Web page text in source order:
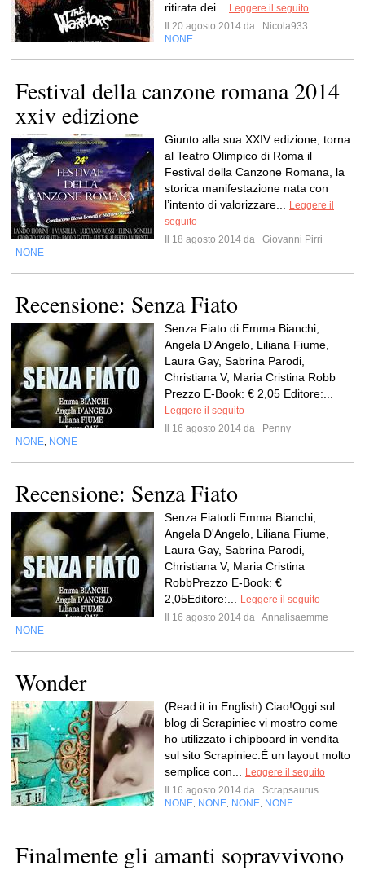
ritirata dei...
Leggere il seguito
Il 20 agosto 2014 da
Nicola933
NONE
Festival della canzone romana 2014
xxiv edizione
Giunto alla sua XXIV edizione, torna
al Teatro Olimpico di Roma il
Festival della Canzone Romana, la
storica manifestazione nata con
l’intento di valorizzare...
Leggere il
seguito
Il 18 agosto 2014 da
Giovanni Pirri
NONE
Recensione: Senza Fiato
Senza Fiato di Emma Bianchi,
Angela D'Angelo, Liliana Fiume,
Laura Gay, Sabrina Parodi,
Christiana V, Maria Cristina Robb
Prezzo E-Book: € 2,05 Editore:...
Leggere il seguito
Il 16 agosto 2014 da
Penny
NONE NONE
Recensione: Senza Fiato
Senza Fiatodi Emma Bianchi,
Angela D'Angelo, Liliana Fiume,
Laura Gay, Sabrina Parodi,
Christiana V, Maria Cristina
RobbPrezzo E-Book: €
2,05Editore:...
Leggere il seguito
Il 16 agosto 2014 da Annalisaemme
NONE
Wonder
(Read it in English) Ciao!Oggi sul
blog di Scrapiniec vi mostro come
ho utilizzato i chipboard in vendita
sul sito Scrapiniec.È un layout molto
semplice con...
Leggere il seguito
Il 16 agosto 2014 da
Scrapsaurus
NONE NONE NONE NONE
Finalmente gli amanti sopravvivono